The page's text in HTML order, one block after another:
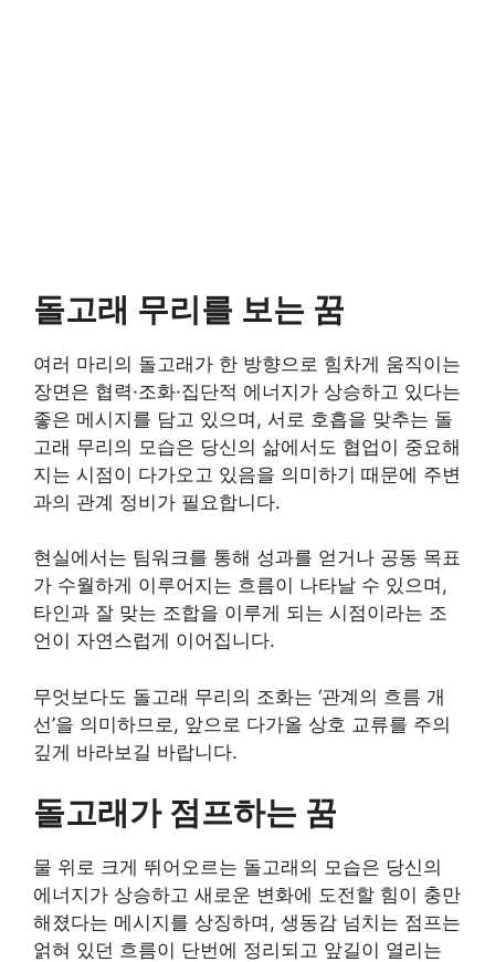
돌고래 무리를 보는 꿈
여러 마리의 돌고래가 한 방향으로 힘차게 움직이는
장면은 협력·조화·집단적 에너지가 상승하고 있다는
좋은 메시지를 담고 있으며, 서로 호흡을 맞추는 돌
고래 무리의 모습은 당신의 삶에서도 협업이 중요해
지는 시점이 다가오고 있음을 의미하기 때문에 주변
과의 관계 정비가 필요합니다.
현실에서는 팀워크를 통해 성과를 얻거나 공동 목표
가 수월하게 이루어지는 흐름이 나타날 수 있으며,
타인과 잘 맞는 조합을 이루게 되는 시점이라는 조
언이 자연스럽게 이어집니다.
무엇보다도 돌고래 무리의 조화는 ‘관계의 흐름 개
선’을 의미하므로, 앞으로 다가올 상호 교류를 주의
깊게 바라보길 바랍니다.
돌고래가 점프하는 꿈
물 위로 크게 뛰어오르는 돌고래의 모습은 당신의
에너지가 상승하고 새로운 변화에 도전할 힘이 충만
해졌다는 메시지를 상징하며, 생동감 넘치는 점프는
얽혀 있던 흐름이 단번에 정리되고 앞길이 열리는